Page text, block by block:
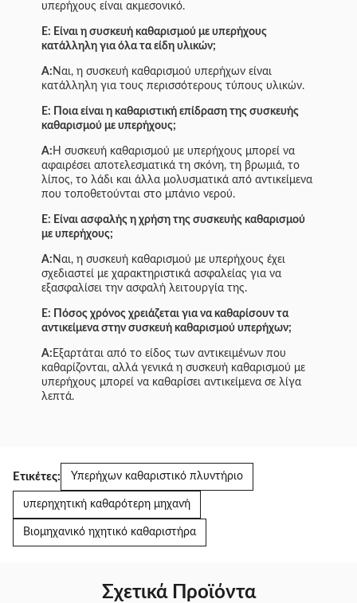
υπερήχους είναι ακμεσονικό.
Ε: Είναι η συσκευή καθαρισμού με υπερήχους
κατάλληλη για όλα τα είδη υλικών;
Α: Ναι, η συσκευή καθαρισμού υπερήχων είναι
κατάλληλη για τους περισσότερους τύπους υλικών.
Ε: Ποια είναι η καθαριστική επίδραση της συσκευής
καθαρισμού με υπερήχους;
Α: Η συσκευή καθαρισμού με υπερήχους μπορεί να
αφαιρέσει αποτελεσματικά τη σκόνη, τη βρωμιά, το
λίπος, το λάδι και άλλα μολυσματικά από αντικείμενα
που τοποθετούνται στο μπάνιο νερού.
Ε: Είναι ασφαλής η χρήση της συσκευής καθαρισμού
με υπερήχους;
Α: Ναι, η συσκευή καθαρισμού με υπερήχους έχει
σχεδιαστεί με χαρακτηριστικά ασφαλείας για να
εξασφαλίσει την ασφαλή λειτουργία της.
Ε: Πόσος χρόνος χρειάζεται για να καθαρίσουν τα
αντικείμενα στην συσκευή καθαρισμού υπερήχων;
Α: Εξαρτάται από το είδος των αντικειμένων που
καθαρίζονται, αλλά γενικά η συσκευή καθαρισμού με
υπερήχους μπορεί να καθαρίσει αντικείμενα σε λίγα
λεπτά.
Ετικέτες: Υπερήχων καθαριστικό πλυντήριο
υπερηχητική καθαρότερη μηχανή
Βιομηχανικό ηχητικό καθαριστήρα
Σχετικά Προϊόντα